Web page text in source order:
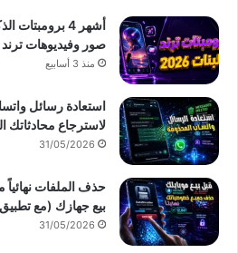
أشهر 4
صور وفيديوهات ترند في
منذ 3 أسابيع
استعادة رسائل
لاسترجاع محادثاتك
31/05/2026
حذف الملفات نهائياً
بيع جهازك (مع تطبيق DataShredder)
31/05/2026